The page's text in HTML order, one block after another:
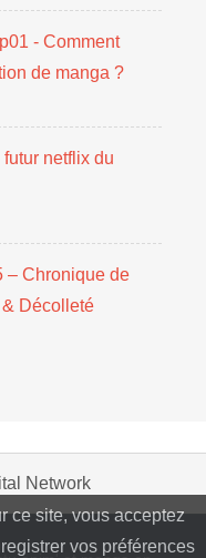
- Comment
de manga ?
netflix du
– Chronique de
Décolleté
Network
ce site, vous acceptez
vos préférences